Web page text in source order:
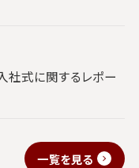
社式に関するレポー
一覧を見る